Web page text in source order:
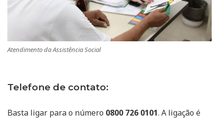
Atendimento da Assistência Social
Telefone de contato:
Basta ligar para o número 0800 726 0101. A ligação é